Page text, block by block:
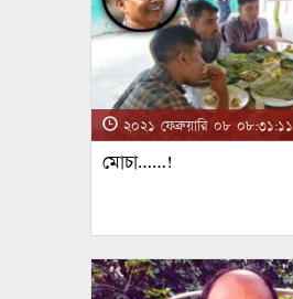
২০২১ ফেব্রুয়ারি ০৮ ০৮:৩১:১১
মোচা……!